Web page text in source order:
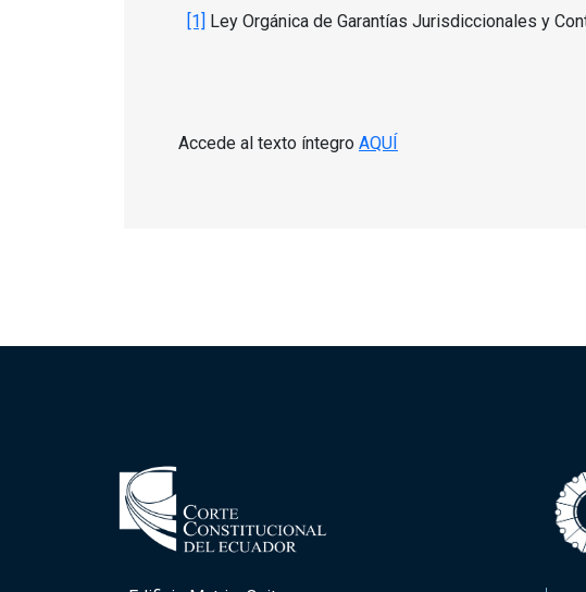
[1] Ley Orgánica de Garantías Jurisdiccionales y
Accede al texto íntegro AQUÍ